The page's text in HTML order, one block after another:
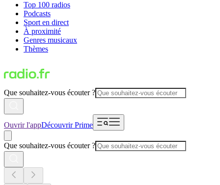
Top 100 radios
Podcasts
Sport en direct
À proximité
Genres musicaux
Thèmes
Que souhaitez-vous écouter ?
Ouvrir l'appDécouvrir Prime
Que souhaitez-vous écouter ?